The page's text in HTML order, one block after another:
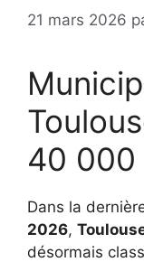
21 mars 2026
40 000
Dans la
2026,
désormais